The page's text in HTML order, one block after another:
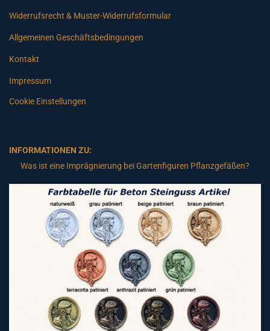
Widerrufsrecht & Muster-Widerrufsformular
Allgemeinen Geschäftsbedingungen
Kontakt
Impressum
Cookie Einstellungen
INFORMATIONEN ZU:
Was ist eine Imprägnierung bei Gartenfiguren Pflanzgefäßen?